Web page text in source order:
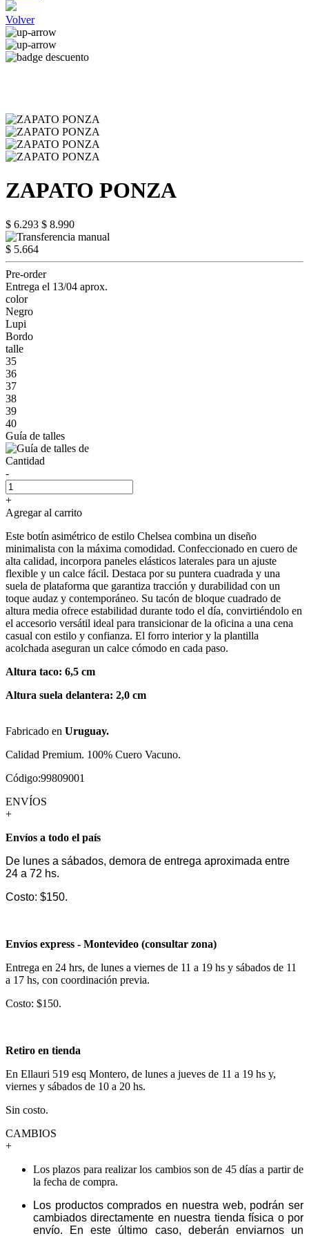
Volver
ZAPATO PONZA
$ 6.293 $ 8.990
$ 5.664
Pre-order
Entrega el 13/04 aprox.
color
Negro
Lupi
Bordo
talle
35
36
37
38
39
40
Guía de talles
Cantidad
-
+
Agregar al carrito
Este botín asimétrico de estilo Chelsea combina un diseño
minimalista con la máxima comodidad. Confeccionado en cuero de
alta calidad, incorpora paneles elásticos laterales para un ajuste
flexible y un calce fácil. Destaca por su puntera cuadrada y una
suela de plataforma que garantiza tracción y durabilidad con un
toque audaz y contemporáneo. Su tacón de bloque cuadrado de
altura media ofrece estabilidad durante todo el día, convirtiéndolo en
el accesorio versátil ideal para transicionar de la oficina a una cena
casual con estilo y confianza. El forro interior y la plantilla
acolchada aseguran un calce cómodo en cada paso.
Altura taco: 6,5 cm
Altura suela delantera: 2,0 cm
Fabricado en Uruguay.
Calidad Premium. 100% Cuero Vacuno.
Código:99809001
ENVÍOS
+
Envíos a todo el país
De lunes a sábados, demora de entrega aproximada entre
24 a 72 hs.
Costo: $150.
Envíos express - Montevideo (consultar zona)
Entrega en 24 hrs, de lunes a viernes de 11 a 19 hs y sábados de 11
a 17 hs, con coordinación previa.
Costo: $150.
Retiro en tienda
En Ellauri 519 esq Montero, de lunes a jueves de 11 a 19 hs y,
viernes y sábados de 10 a 20 hs.
Sin costo.
CAMBIOS
+
Los plazos para realizar los cambios son de 45 días a partir de
la fecha de compra.
Los productos comprados en nuestra web, podrán ser
cambiados directamente en nuestra tienda física o por
envío. En este último caso, deberán enviarnos un